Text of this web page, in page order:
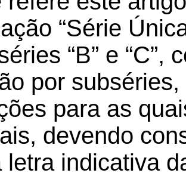
“Série
“B” e “C”,
por
para as
devendo
letra indicativa